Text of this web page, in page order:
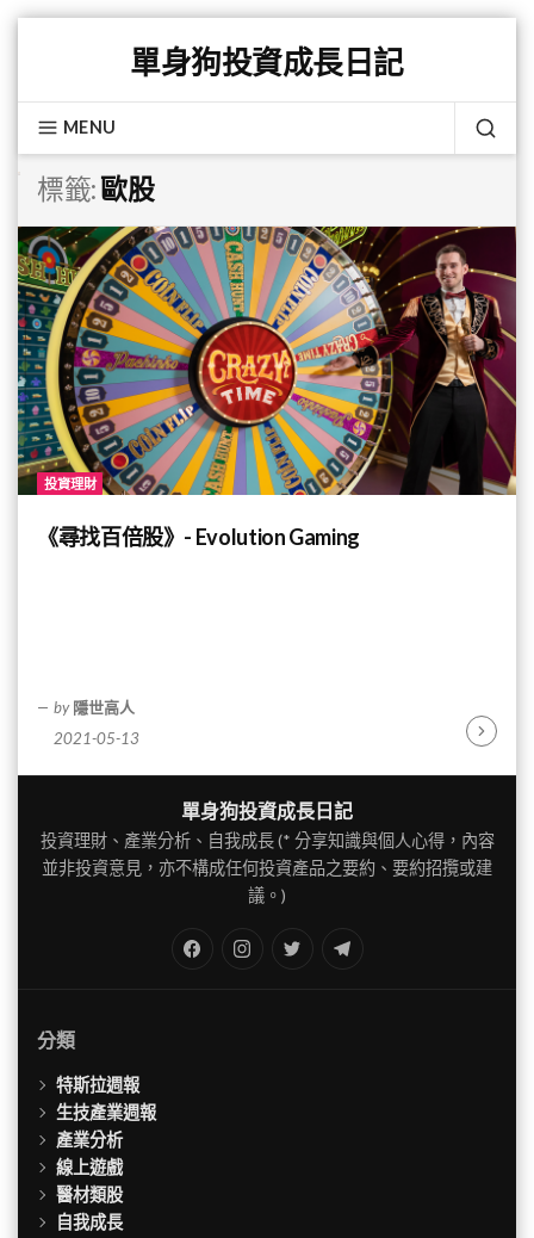
content
單身狗投資成長日記
MENU
標籤:歐股
投資理財
《尋找百倍股》- Evolution Gaming
by 隱世高人
2021-05-13
單身狗投資成長日記
投資理財、產業分析、自我成長 (* 分享知識與個人心得，內容
並非投資意見，亦不構成任何投資產品之要約、要約招攬或建
議。)
Twitter
分類
特斯拉週報
生技產業週報
產業分析
線上遊戲
醫材類股
自我成長